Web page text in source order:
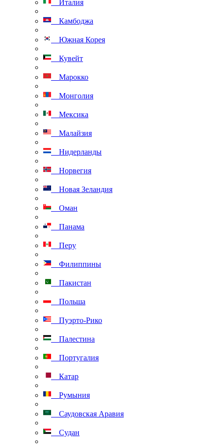
Италия
Камбоджа
Южная Корея
Кувейт
Марокко
Монголия
Мексика
Малайзия
Нидерланды
Норвегия
Новая Зеландия
Оман
Панама
Перу
Филиппины
Пакистан
Польша
Пуэрто-Рико
Палестина
Португалия
Катар
Румыния
Саудовская Аравия
Судан